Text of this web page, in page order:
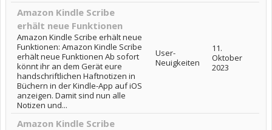
Amazon Kindle Scribe
erhält neue Funktionen
Amazon Kindle Scribe erhält neue
Funktionen: Amazon Kindle Scribe
erhält neue Funktionen Ab sofort
könnt ihr an dem Gerät eure
handschriftlichen Haftnotizen in
Büchern in der Kindle-App auf iOS
anzeigen. Damit sind nun alle
Notizen und...
User-
Neuigkeiten
11.
Oktober
2023
Amazon Kindle Scribe